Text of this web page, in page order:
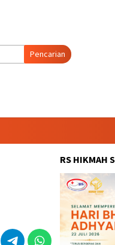
Pencarian
RS HIKMAH